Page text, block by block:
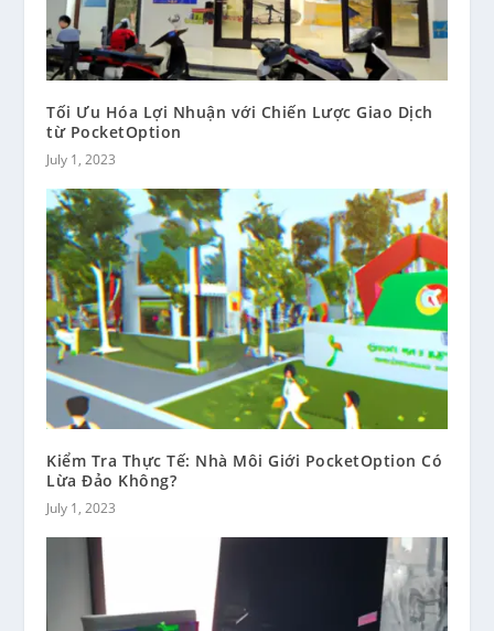
Tối Ưu Hóa Lợi Nhuận với Chiến Lược Giao Dịch
từ PocketOption
July 1, 2023
Kiểm Tra Thực Tế: Nhà Môi Giới PocketOption Có
Lừa Đảo Không?
July 1, 2023